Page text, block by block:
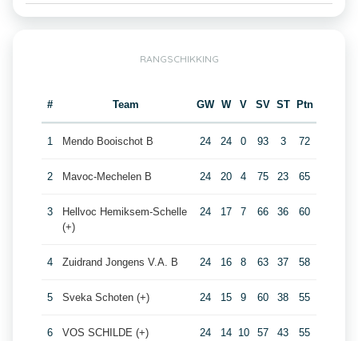
RANGSCHIKKING
# Team GW W V SV ST Ptn
1 Mendo Booischot B 24 24 0 93 3 72
2 Mavoc-Mechelen B 24 20 4 75 23 65
3
Hellvoc Hemiksem-Schelle
(+)
24 17 7 66 36 60
4 Zuidrand Jongens V.A. B 24 16 8 63 37 58
5 Sveka Schoten (+) 24 15 9 60 38 55
6 VOS SCHILDE (+) 24 14 10 57 43 55